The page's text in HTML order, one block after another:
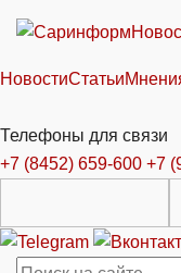
НовостиСтатьи
Телефоны для связи
+7 (8452) 659-600 +7